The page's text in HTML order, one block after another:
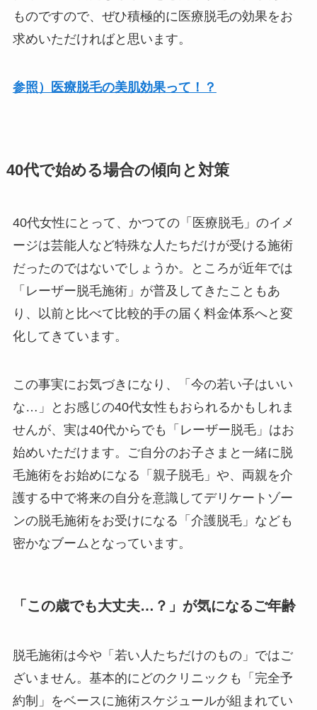
ものですので、ぜひ積極的に医療脱毛の効果をお
求めいただければと思います。
参照）医療脱毛の美肌効果って！？
40代で始める場合の傾向と対策
40代女性にとって、かつての「医療脱毛」のイメ
ージは芸能人など特殊な人たちだけが受ける施術
だったのではないでしょうか。ところが近年では
「レーザー脱毛施術」が普及してきたこともあ
り、以前と比べて比較的手の届く料金体系へと変
化してきています。
この事実にお気づきになり、「今の若い子はいい
な…」とお感じの40代女性もおられるかもしれま
せんが、実は40代からでも「レーザー脱毛」はお
始めいただけます。ご自分のお子さまと一緒に脱
毛施術をお始めになる「親子脱毛」や、両親を介
護する中で将来の自分を意識してデリケートゾー
ンの脱毛施術をお受けになる「介護脱毛」なども
密かなブームとなっています。
「この歳でも大丈夫…？」が気になるご年齢
脱毛施術は今や「若い人たちだけのもの」ではご
ざいません。基本的にどのクリニックも「完全予
約制」をベースに施術スケジュールが組まれてい